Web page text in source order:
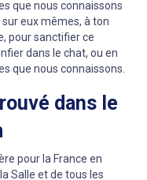
que nous connaissons
eux mêmes, à ton
pour sanctifier ce
dans le chat, ou en
que nous connaissons.
dans le
pour la France en
Salle et de tous les